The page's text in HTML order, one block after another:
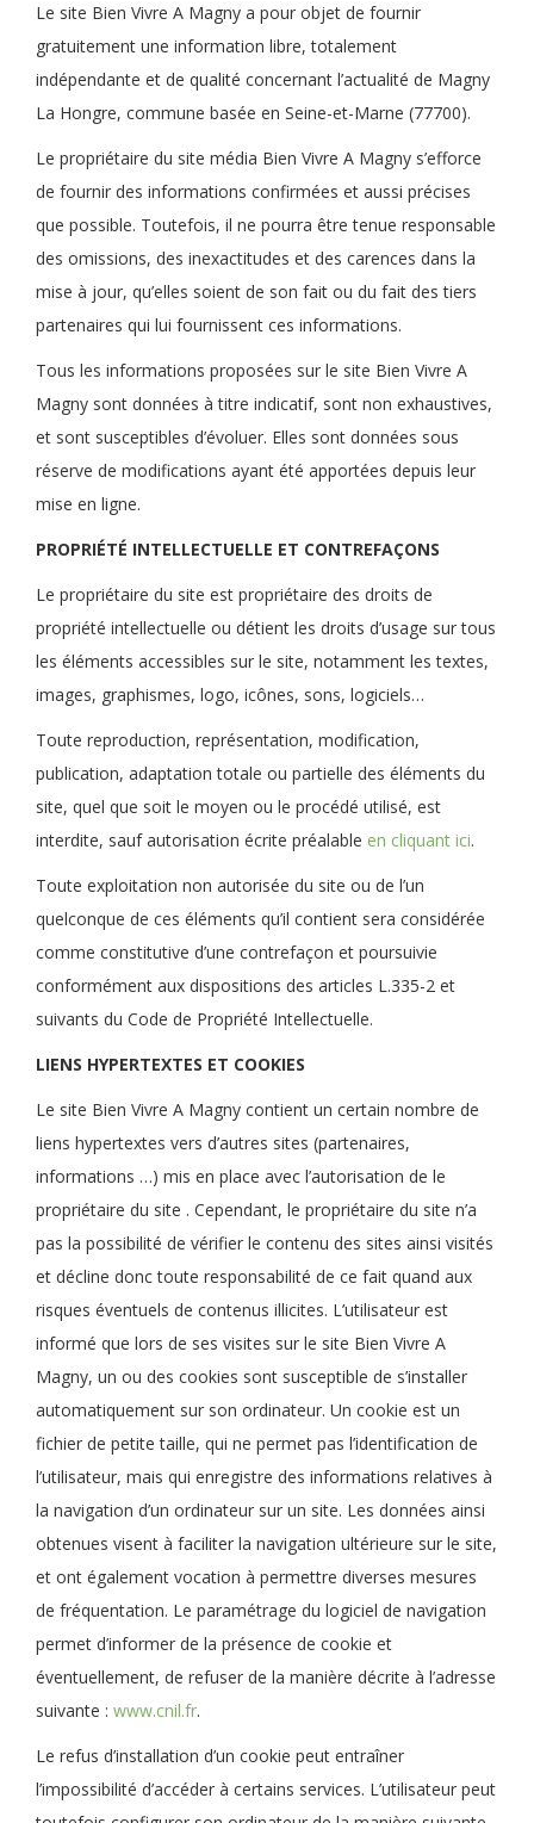
Le site Bien Vivre A Magny a pour objet de fournir
gratuitement une information libre, totalement
indépendante et de qualité concernant l’actualité de Magny
La Hongre, commune basée en Seine-et-Marne (77700).
Le propriétaire du site média Bien Vivre A Magny s’efforce
de fournir des informations confirmées et aussi précises
que possible. Toutefois, il ne pourra être tenue responsable
des omissions, des inexactitudes et des carences dans la
mise à jour, qu’elles soient de son fait ou du fait des tiers
partenaires qui lui fournissent ces informations.
Tous les informations proposées sur le site Bien Vivre A
Magny sont données à titre indicatif, sont non exhaustives,
et sont susceptibles d’évoluer. Elles sont données sous
réserve de modifications ayant été apportées depuis leur
mise en ligne.
PROPRIÉTÉ INTELLECTUELLE ET CONTREFAÇONS
Le propriétaire du site est propriétaire des droits de
propriété intellectuelle ou détient les droits d’usage sur tous
les éléments accessibles sur le site, notamment les textes,
images, graphismes, logo, icônes, sons, logiciels…
Toute reproduction, représentation, modification,
publication, adaptation totale ou partielle des éléments du
site, quel que soit le moyen ou le procédé utilisé, est
interdite, sauf autorisation écrite préalable en cliquant ici.
Toute exploitation non autorisée du site ou de l’un
quelconque de ces éléments qu’il contient sera considérée
comme constitutive d’une contrefaçon et poursuivie
conformément aux dispositions des articles L.335-2 et
suivants du Code de Propriété Intellectuelle.
LIENS HYPERTEXTES ET COOKIES
Le site Bien Vivre A Magny contient un certain nombre de
liens hypertextes vers d’autres sites (partenaires,
informations …) mis en place avec l’autorisation de le
propriétaire du site . Cependant, le propriétaire du site n’a
pas la possibilité de vérifier le contenu des sites ainsi visités
et décline donc toute responsabilité de ce fait quand aux
risques éventuels de contenus illicites. L’utilisateur est
informé que lors de ses visites sur le site Bien Vivre A
Magny, un ou des cookies sont susceptible de s’installer
automatiquement sur son ordinateur. Un cookie est un
fichier de petite taille, qui ne permet pas l’identification de
l’utilisateur, mais qui enregistre des informations relatives à
la navigation d’un ordinateur sur un site. Les données ainsi
obtenues visent à faciliter la navigation ultérieure sur le site,
et ont également vocation à permettre diverses mesures
de fréquentation. Le paramétrage du logiciel de navigation
permet d’informer de la présence de cookie et
éventuellement, de refuser de la manière décrite à l’adresse
suivante : www.cnil.fr.
Le refus d’installation d’un cookie peut entraîner
l’impossibilité d’accéder à certains services. L’utilisateur peut